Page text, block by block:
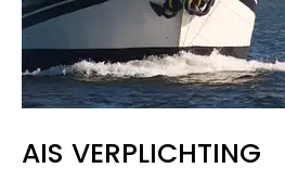
AIS VERPLICHTING